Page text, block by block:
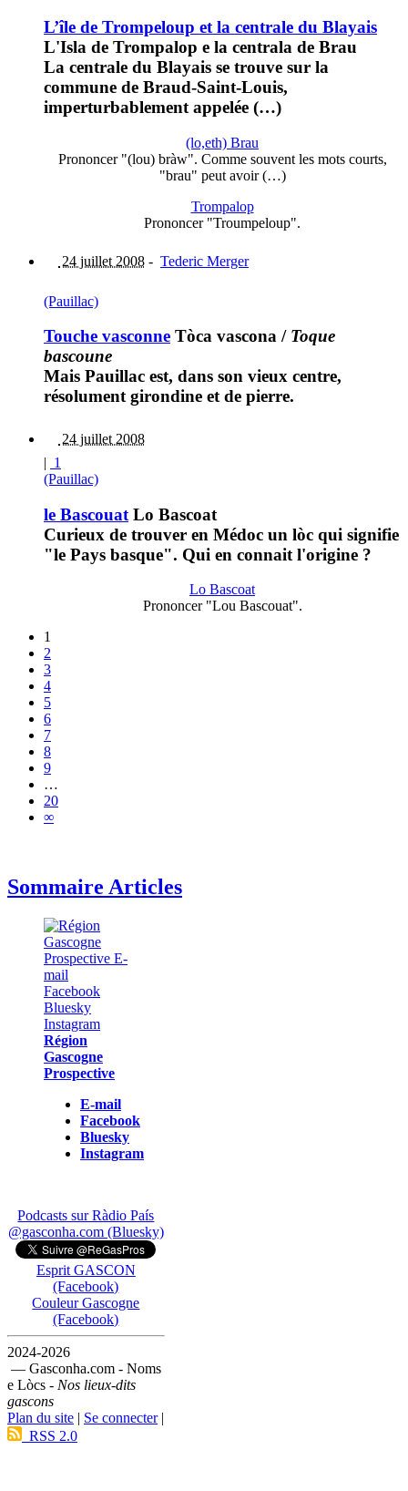
L’île de Trompeloup et la centrale du Blayais
L'Isla de Trompalop e la centrala de Brau
La centrale du Blayais se trouve sur la
commune de Braud-Saint-Louis,
imperturbablement appelée (…)
(lo,eth) Brau
Prononcer "(lou) bràw". Comme souvent les mots courts,
"brau" peut avoir (…)
Trompalop
Prononcer "Troumpeloup".
24 juillet 2008 - Tederic Merger
(Pauillac)
Touche vasconne Tòca vascona / Toque
bascoune
Mais Pauillac est, dans son vieux centre,
résolument girondine et de pierre.
24 juillet 2008
| 1
(Pauillac)
le Bascouat Lo Bascoat
Curieux de trouver en Médoc un lòc qui signifie
"le Pays basque". Qui en connait l'origine ?
Lo Bascoat
Prononcer "Lou Bascouat".
1
2
3
4
5
6
7
8
9
…
20
∞
Sommaire Articles
Région
Gascogne
Prospective
E-mail
Facebook
Bluesky
Instagram
Podcasts sur Ràdio País
@gasconha.com (Bluesky)
Esprit GASCON
(Facebook)
Couleur Gascogne
(Facebook)
2024-2026
— Gasconha.com - Noms
e Lòcs - Nos lieux-dits
gascons
Plan du site | Se connecter|
RSS 2.0